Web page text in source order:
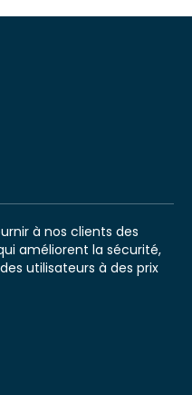
à nos clients des
améliorent la sécurité,
utilisateurs à des prix